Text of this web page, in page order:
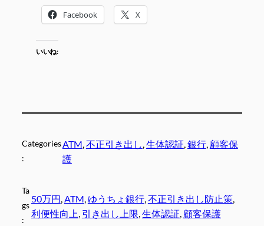
Facebook X
いいね:
Categories
:
ATM, 不正引き出し, 生体認証, 銀行, 顧客保
護
Ta
gs
:
50万円 ATM ゆうちょ銀行, 不正引き出し防止策
利便性向上 引き出し上限 生体認証 顧客保護